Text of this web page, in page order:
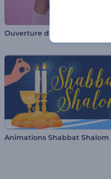
Ouverture de la mode
Animations Shabbat Shalom